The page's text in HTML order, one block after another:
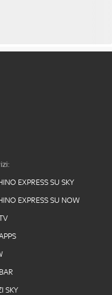
EXPRESS SU SKY
EXPRESS SU NOW
SKY